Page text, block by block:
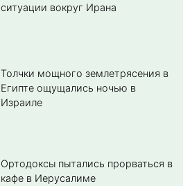
ситуации вокруг Ирана
Толчки мощного землетрясения в
Египте ощущались ночью в
Израиле
Ортодоксы пытались прорваться в
кафе в Иерусалиме